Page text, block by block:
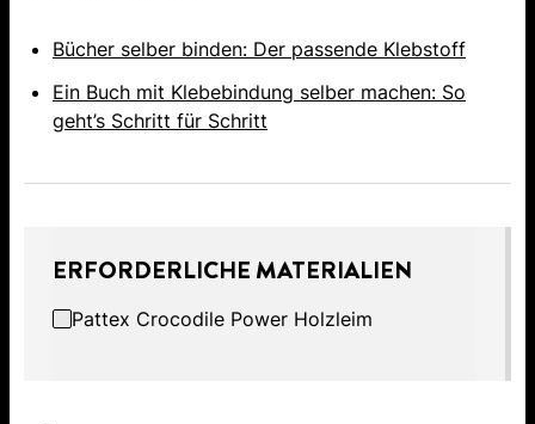
Bücher selber binden: Der passende Klebstoff
Ein Buch mit Klebebindung selber machen: So
geht’s Schritt für Schritt
ERFORDERLICHE MATERIALIEN
Pattex Crocodile Power Holzleim